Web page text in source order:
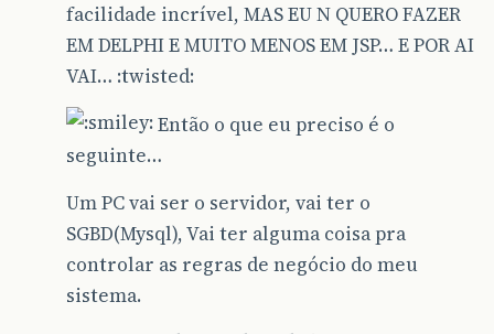
facilidade incrível, MAS EU N QUERO FAZER
EM DELPHI E MUITO MENOS EM JSP… E POR AI
VAI… :twisted:
Então o que eu preciso é o
seguinte…
Um PC vai ser o servidor, vai ter o
SGBD(Mysql), Vai ter alguma coisa pra
controlar as regras de negócio do meu
sistema.